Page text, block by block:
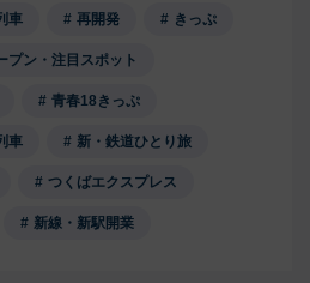
車 再開発 きっぷ
プン・注目スポット
青春18きっぷ
車 新・鉄道ひとり旅
つくばエクスプレス
新線・新駅開業